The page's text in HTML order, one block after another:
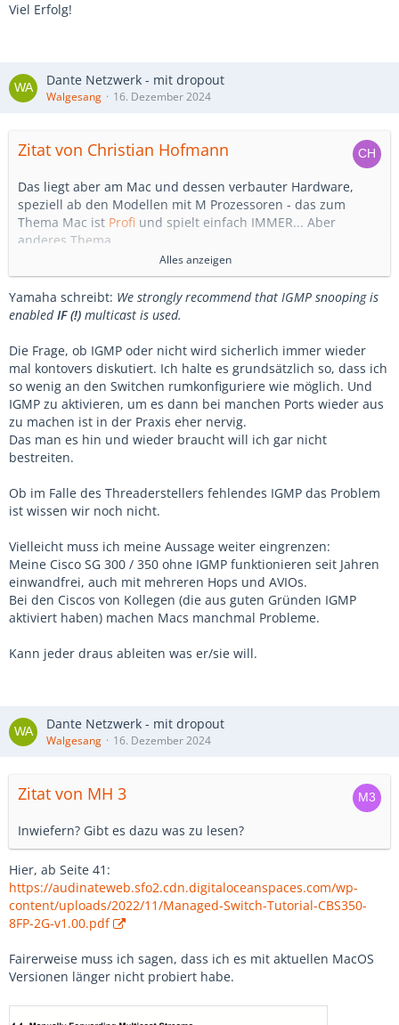
Viel Erfolg!
Dante Netzwerk - mit dropout
Walgesang 16. Dezember 2024
Zitat von Christian Hofmann
Das liegt aber am Mac und dessen verbauter Hardware,
speziell ab den Modellen mit M Prozessoren - das zum
Thema Mac ist Profi und spielt einfach IMMER... Aber
anderes Thema.
Wenn du nach Yamaha Design guide konfiguriert hast, dann
ist ipmp snooping aktiv, der querier läuft, qos ist korrekt
eingerichtet. Und die IP multicast Group ist auch schon da.
am besten gleich mal den allerersten Satz.
Ich verstehe einfach nicht, warum man in einem
professionellen Netzwerk mit professionellen Audio
Anwendungen immer wieder er über die notwendige
Hardware und deren konfiguration ewige Diskussionen führt
anstatt es einfach zu machen. Das gleiche gilt nicht nur für
Wir diskutieren tausende kabel Vorschläge für Aes50, das ist
das gleiche Phänomen. Anstatt eins zu kaufen, dass geht,
zu nutzen.
Vielleicht stehe ich damit ja alleine da, aber ne Show zu
riskieren, weil man keine Lust hat oder kein Geld für das
Übertragungsmedium, das verstehe ich einfach nicht. Ja das
forum ist dazu da, um wissen zu vermitteln und zu teilen.
gemacht nach diversen Empfehlungen hier im forum.
Alles anzeigen
Yamaha schreibt: We strongly recommend that IGMP snooping is
enabledIF (!) multicast is used.
Die Frage, ob IGMP oder nicht wird sicherlich immer wieder
mal kontovers diskutiert. Ich halte es grundsätzlich so, dass ich
so wenig an den Switchen rumkonfiguriere wie möglich. Und
IGMP zu aktivieren, um es dann bei manchen Ports wieder aus
zu machen ist in der Praxis eher nervig.
Das man es hin und wieder braucht will ich gar nicht
bestreiten.
Ob im Falle des Threaderstellers fehlendes IGMP das Problem
ist wissen wir noch nicht.
Vielleicht muss ich meine Aussage weiter eingrenzen:
Meine Cisco SG 300 / 350 ohne IGMP funktionieren seit Jahren
einwandfrei, auch mit mehreren Hops und AVIOs.
Bei den Ciscos von Kollegen (die aus guten Gründen IGMP
aktiviert haben) machen Macs manchmal Probleme.
Kann jeder draus ableiten was er/sie will.
Dante Netzwerk - mit dropout
Walgesang 16. Dezember 2024
Zitat von MH 3
Inwiefern? Gibt es dazu was zu lesen?
Hier, ab Seite 41:
https://audinateweb.sfo2.cdn.digitaloceanspaces.com/wp-
content/uploads/2022/11/Managed-Switch-Tutorial-CBS350-
8FP-2G-v1.00.pdf
Fairerweise muss ich sagen, dass ich es mit aktuellen MacOS
Versionen länger nicht probiert habe.